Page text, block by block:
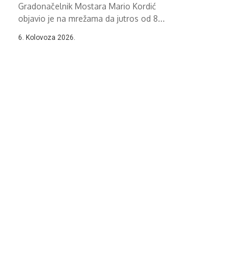
Gradonačelnik Mostara Mario Kordić
objavio je na mrežama da jutros od 8...
6. Kolovoza 2026.